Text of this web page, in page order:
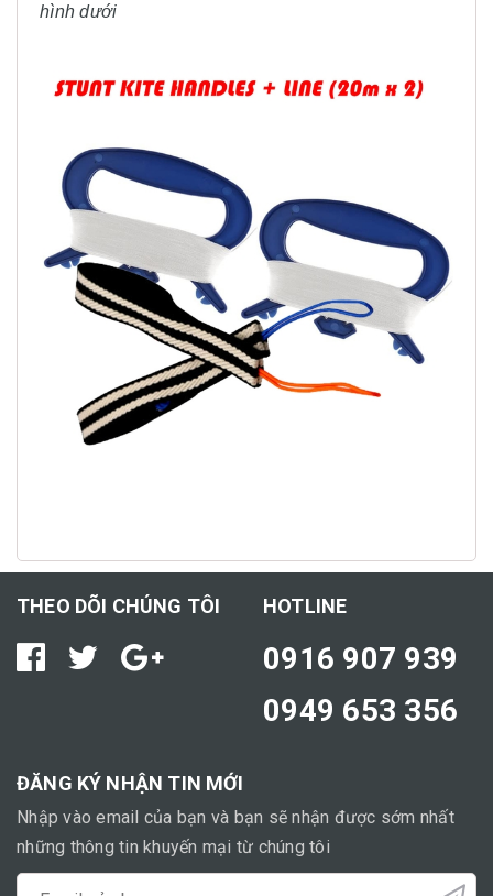
hình dưới
THEO DÕI CHÚNG TÔI HOTLINE
0916 907 939
0949 653 356
ĐĂNG KÝ NHẬN TIN MỚI
Nhập vào email của bạn và bạn sẽ nhận được sớm nhất
những thông tin khuyến mại từ chúng tôi